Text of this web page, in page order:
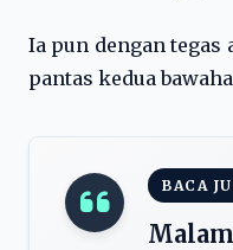
Ia pun dengan
pantas kedua
BACA